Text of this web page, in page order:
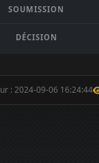
SOUMISSION
DÉCISION
: 2024-09-06 16:24:44